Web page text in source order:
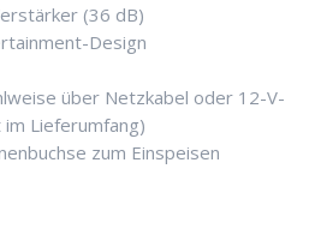
(36 dB)
Design
über Netzkabel oder 12-V-
Lieferumfang)
zum Einspeisen